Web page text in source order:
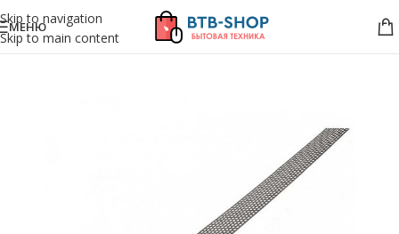
Skip to navigation
Skip to main content
МЕНЮ